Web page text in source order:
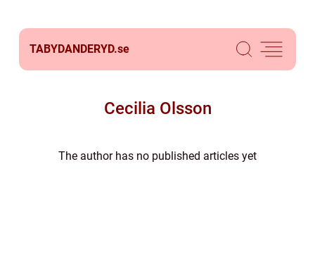
TABYDANDERYD.se
Cecilia Olsson
The author has no published articles yet